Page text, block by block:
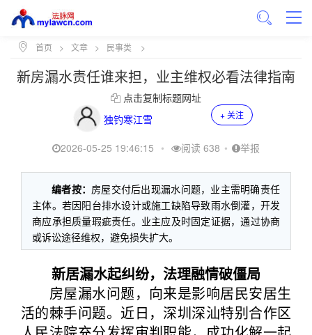
首页 > 文章 > 民事类 >
新房漏水责任谁来担，业主维权必看法律指南
点击复制标题网址
独钓寒江雪
+ 关注
2026-05-25 19:46:15 • 阅读 638 • 举报
编者按： 房屋交付后出现漏水问题，业主需明确责任
主体。若因阳台排水设计或施工缺陷导致雨水倒灌，开发
商应承担质量瑕疵责任。业主应及时固定证据，通过协商
或诉讼途径维权，避免损失扩大。
新居漏水起纠纷，法理融情破僵局
房屋漏水问题，向来是影响居民安居生
活的棘手问题。近日，深圳深汕特别合作区